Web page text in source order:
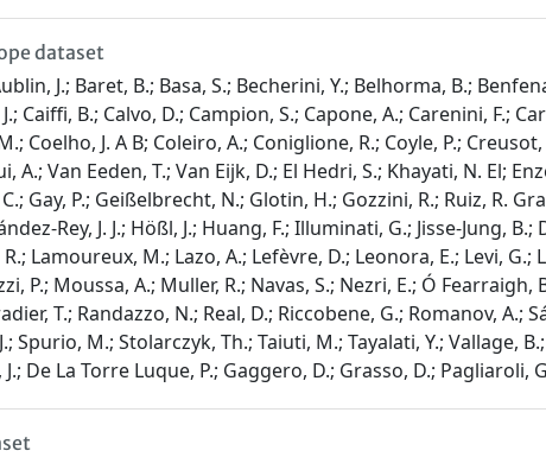
dataset
J.; Baret, B.; Basa, S.; Becherini, Y.; Belhorma, B.;
B.; Calvo, D.; Campion, S.; Capone, A.; Carenini, F.;
Coelho, J. A B; Coleiro, A.; Coniglione, R.; Coyle, P.;
Van Eeden, T.; Van Eijk, D.; El Hedri, S.; Khayati, N. El;
Gay, P.; Geißelbrecht, N.; Glotin, H.; Gozzini, R.; Ruiz, R.
Rey, J. J.; Hößl, J.; Huang, F.; Illuminati, G.; Jisse-Jung,
Lamoureux, M.; Lazo, A.; Lefèvre, D.; Leonora, E.; Levi, G.;
Moussa, A.; Muller, R.; Navas, S.; Nezri, E.; Ó Fearraigh,
T.; Randazzo, N.; Real, D.; Riccobene, G.; Romanov, A.;
Spurio, M.; Stolarczyk, Th.; Taiuti, M.; Tayalati, Y.; Vallage,
De La Torre Luque, P.; Gaggero, D.; Grasso, D.; Pagliaroli,